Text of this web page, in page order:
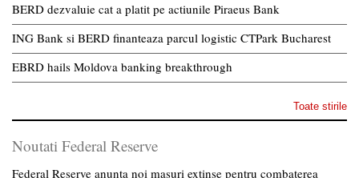
BERD dezvaluie cat a platit pe actiunile Piraeus Bank
ING Bank si BERD finanteaza parcul logistic CTPark Bucharest
EBRD hails Moldova banking breakthrough
Toate stirile
Noutati Federal Reserve
Federal Reserve anunta noi masuri extinse pentru combaterea